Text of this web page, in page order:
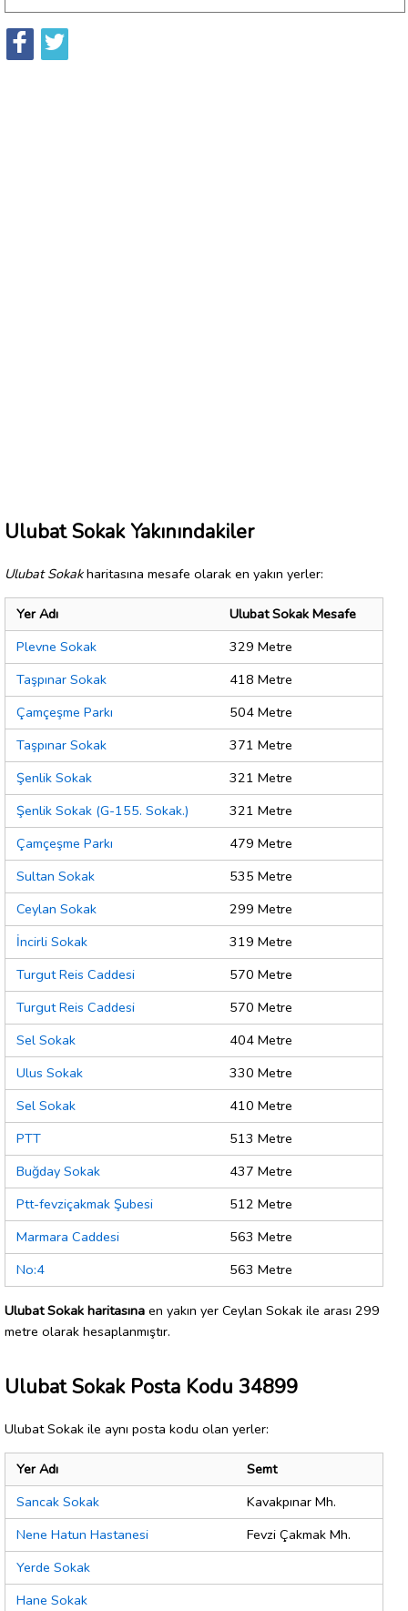
Ulubat Sokak Yakınındakiler
Ulubat Sokakharitasına mesafe olarak en yakın yerler:
Yer Adı
Ulubat Sokak Mesafe
Plevne Sokak
329 Metre
Taşpınar Sokak
418 Metre
Çamçeşme Parkı
504 Metre
Taşpınar Sokak
371 Metre
Şenlik Sokak
321 Metre
Şenlik Sokak (G-155. Sokak.)
321 Metre
Çamçeşme Parkı
479 Metre
Sultan Sokak
535 Metre
Ceylan Sokak
299 Metre
İncirli Sokak
319 Metre
Turgut Reis Caddesi
570 Metre
Turgut Reis Caddesi
570 Metre
Sel Sokak
404 Metre
Ulus Sokak
330 Metre
Sel Sokak
410 Metre
PTT
513 Metre
Buğday Sokak
437 Metre
Ptt-fevziçakmak Şubesi
512 Metre
Marmara Caddesi
563 Metre
No:4
563 Metre
Ulubat Sokak haritasına en yakın yer Ceylan Sokak ile arası 299
metre olarak hesaplanmıştır.
Ulubat Sokak Posta Kodu 34899
Ulubat Sokak ile aynı posta kodu olan yerler:
Yer Adı
Semt
Sancak Sokak
Kavakpınar Mh.
Nene Hatun Hastanesi
Fevzi Çakmak Mh.
Yerde Sokak
Hane Sokak